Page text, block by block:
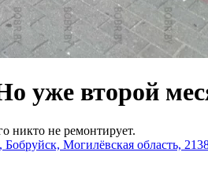
уже второй
никто не ремонтирует.
Могилёвская область,